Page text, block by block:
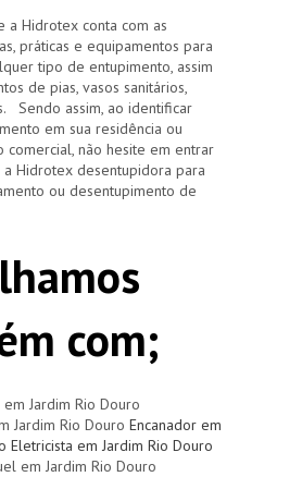
a Hidrotex conta com as
práticas e equipamentos para
tipo de entupimento, assim
de pias, vasos sanitários,
Sendo assim, ao identificar
em sua residência ou
comercial, não hesite em entrar
Hidrotex desentupidora para
ou desentupimento de
com;
Jardim Rio Douro
Jardim Rio Douro Encanador em
Eletricista em Jardim Rio Douro
em Jardim Rio Douro